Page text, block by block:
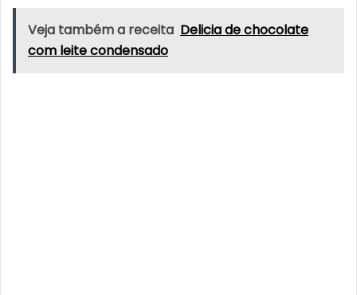
Veja também a receita Delicia de chocolate
com leite condensado